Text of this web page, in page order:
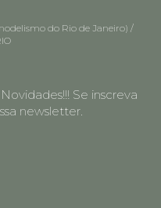
do Rio de Janeiro) /
Se inscreva
newsletter.